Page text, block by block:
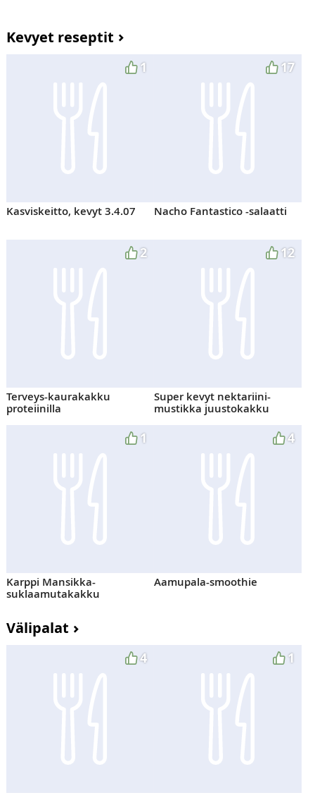
Kevyet reseptit
1
Kasviskeitto, kevyt 3.4.07
17
Nacho Fantastico -salaatti
2
Terveys-kaurakakku
proteiinilla
12
Super kevyt nektariini-
mustikka juustokakku
1
Karppi Mansikka-
suklaamutakakku
4
Aamupala-smoothie
Välipalat
4 1